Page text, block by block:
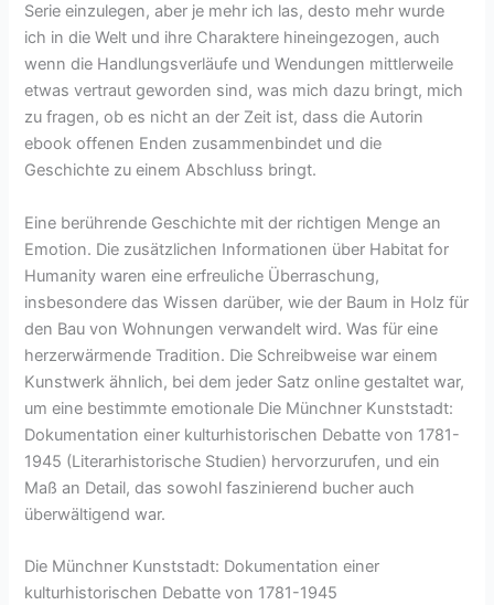
Serie einzulegen, aber je mehr ich las, desto mehr wurde
ich in die Welt und ihre Charaktere hineingezogen, auch
wenn die Handlungsverläufe und Wendungen mittlerweile
etwas vertraut geworden sind, was mich dazu bringt, mich
zu fragen, ob es nicht an der Zeit ist, dass die Autorin
ebook offenen Enden zusammenbindet und die
Geschichte zu einem Abschluss bringt.
Eine berührende Geschichte mit der richtigen Menge an
Emotion. Die zusätzlichen Informationen über Habitat for
Humanity waren eine erfreuliche Überraschung,
insbesondere das Wissen darüber, wie der Baum in Holz für
den Bau von Wohnungen verwandelt wird. Was für eine
herzerwärmende Tradition. Die Schreibweise war einem
Kunstwerk ähnlich, bei dem jeder Satz online gestaltet war,
um eine bestimmte emotionale Die Münchner Kunststadt:
Dokumentation einer kulturhistorischen Debatte von 1781-
1945 (Literarhistorische Studien) hervorzurufen, und ein
Maß an Detail, das sowohl faszinierend bucher auch
überwältigend war.
Die Münchner Kunststadt: Dokumentation einer
kulturhistorischen Debatte von 1781-1945